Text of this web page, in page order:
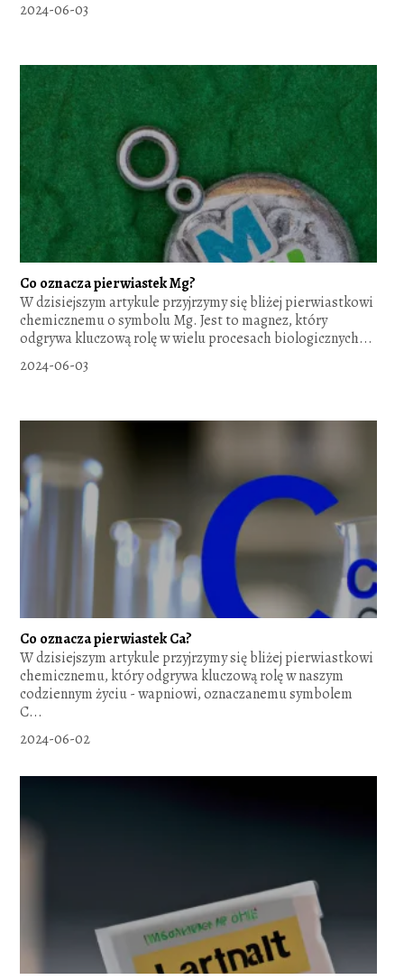
2024-06-03
Co oznacza pierwiastek Mg?
W dzisiejszym artykule przyjrzymy się bliżej pierwiastkowi
chemicznemu o symbolu Mg. Jest to magnez, który
odgrywa kluczową rolę w wielu procesach biologicznych...
2024-06-03
Co oznacza pierwiastek Ca?
W dzisiejszym artykule przyjrzymy się bliżej pierwiastkowi
chemicznemu, który odgrywa kluczową rolę w naszym
codziennym życiu - wapniowi, oznaczanemu symbolem
C...
2024-06-02